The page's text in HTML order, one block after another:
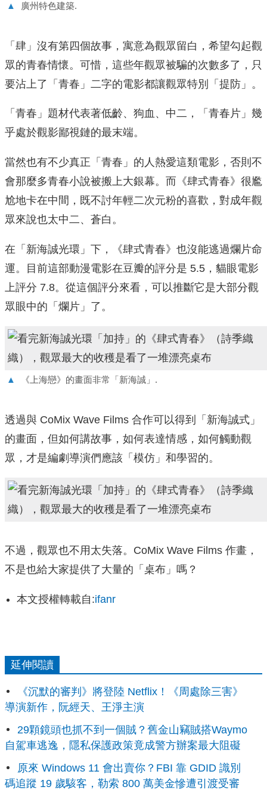
▲ 廣州特色建築.
「肆」沒有第四個故事，寓意為觀眾留白，希望勾起觀
眾的青春情懷。可惜，這些年觀眾被騙的次數多了，只
要沾上了「青春」二字的電影都讓觀眾特別「提防」。
「青春」題材代表著低齡、狗血、中二，「青春片」幾
乎處於觀影鄙視鏈的最末端。
當然也有不少真正「青春」的人熱愛這類電影，否則不
會那麼多青春小說被搬上大銀幕。而《肆式青春》很尷
尬地卡在中間，既不討年輕二次元粉的喜歡，對成年觀
眾來說也太中二、蒼白。
在「新海誠光環」下，《肆式青春》也沒能逃過爛片命
運。目前這部動漫電影在豆瓣的評分是 5.5，貓眼電影
上評分 7.8。從這個評分來看，可以推斷它是大部分觀
眾眼中的「爛片」了。
▲ 《上海戀》的畫面非常「新海誠」.
透過與 CoMix Wave Films 合作可以得到「新海誠式」
的畫面，但如何講故事，如何表達情感，如何觸動觀
眾，才是編劇導演們應該「模仿」和學習的。
不過，觀眾也不用太失落。CoMix Wave Films 作畫，
不是也給大家提供了大量的「桌布」嗎？
本文授權轉載自:ifanr
延伸閱讀
《沉默的審判》將登陸 Netflix！《周處除三害》
導演新作，阮經天、王淨主演
29顆鏡頭也抓不到一個賊？舊金山竊賊搭Waymo
自駕車逃逸，隱私保護政策竟成警方辦案最大阻礙
原來 Windows 11 會出賣你？FBI 靠 GDID 識別
碼追蹤 19 歲駭客，勒索 800 萬美金慘遭引渡受審